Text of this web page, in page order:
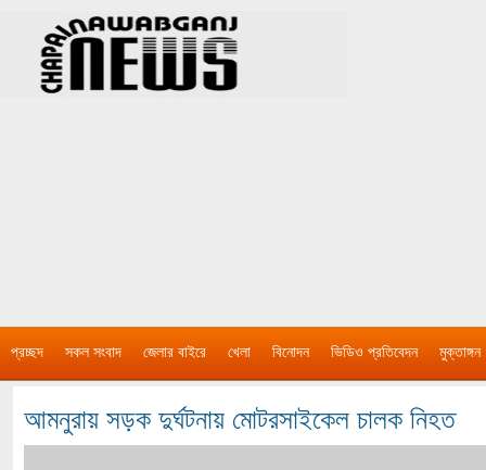
প্রচ্ছদ সকল সংবাদ জেলার বাইরে খেলা বিনোদন ভিডিও প্রতিবেদন মুক্তাঙ্গন
আমনুরায় সড়ক দুর্ঘটনায় মোটরসাইকেল চালক নিহত